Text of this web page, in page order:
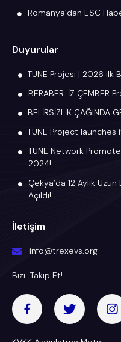
Romanya’dan ESC
Duyurular
TUNE Projesi | 2026 ilk
BERABER-İZ ÇEMBER
BELİRSİZLİK ÇAĞINDA
TUNE Project
TUNE Network
2024!
Çekya’da 12 Aylık
Açıldı!
İletişim
info@trexevs.org
Bizi Takip Et!